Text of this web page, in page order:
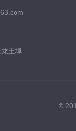
王埠
©